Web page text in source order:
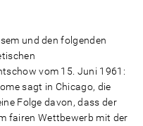
und den folgenden
vom 15. Juni 1961:
sagt in Chicago, die
Folge davon, dass der
fairen Wettbewerb mit der